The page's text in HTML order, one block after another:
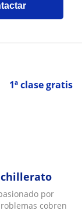
1ª clase gratis
por
cobren